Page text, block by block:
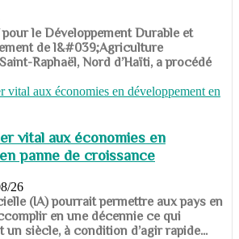
le Développement Durable et
de l&#039;Agriculture
Raphaël, Nord d’Haïti, a procédé
vital aux économies en
panne de croissance
26
(IA) pourrait permettre aux pays en
en une décennie ce qui
siècle, à condition d’agir rapide...